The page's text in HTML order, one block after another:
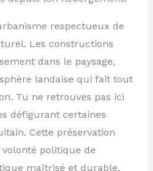
respectueux de
Les constructions
dans le paysage,
landaise qui fait tout
Tu ne retrouves pas ici
défigurant certaines
Cette préservation
politique de
maîtrisé et durable.